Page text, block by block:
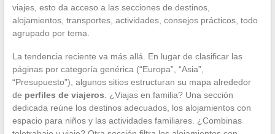
viajes, esto da acceso a las secciones de destinos,
alojamientos, transportes, actividades, consejos prácticos, todo
agrupado por tema.
La tendencia reciente va más allá. En lugar de clasificar las
páginas por categoría genérica (“Europa”, “Asia”,
“Presupuesto”), algunos sitios estructuran su mapa alrededor
de perfiles de viajeros . ¿Viajas en familia? Una sección
dedicada reúne los destinos adecuados, los alojamientos con
espacio para niños y las actividades familiares. ¿Combinas